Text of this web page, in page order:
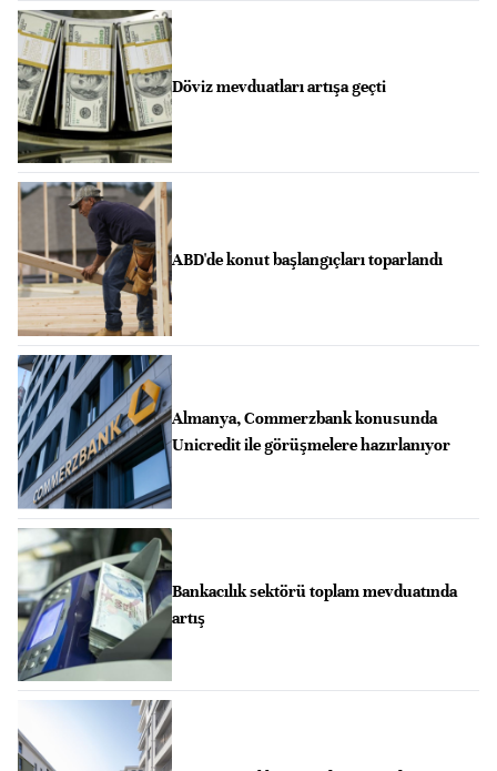
Döviz mevduatları artışa geçti
ABD'de konut başlangıçları toparlandı
Almanya, Commerzbank konusunda
Unicredit ile görüşmelere hazırlanıyor
Bankacılık sektörü toplam mevduatında
artış